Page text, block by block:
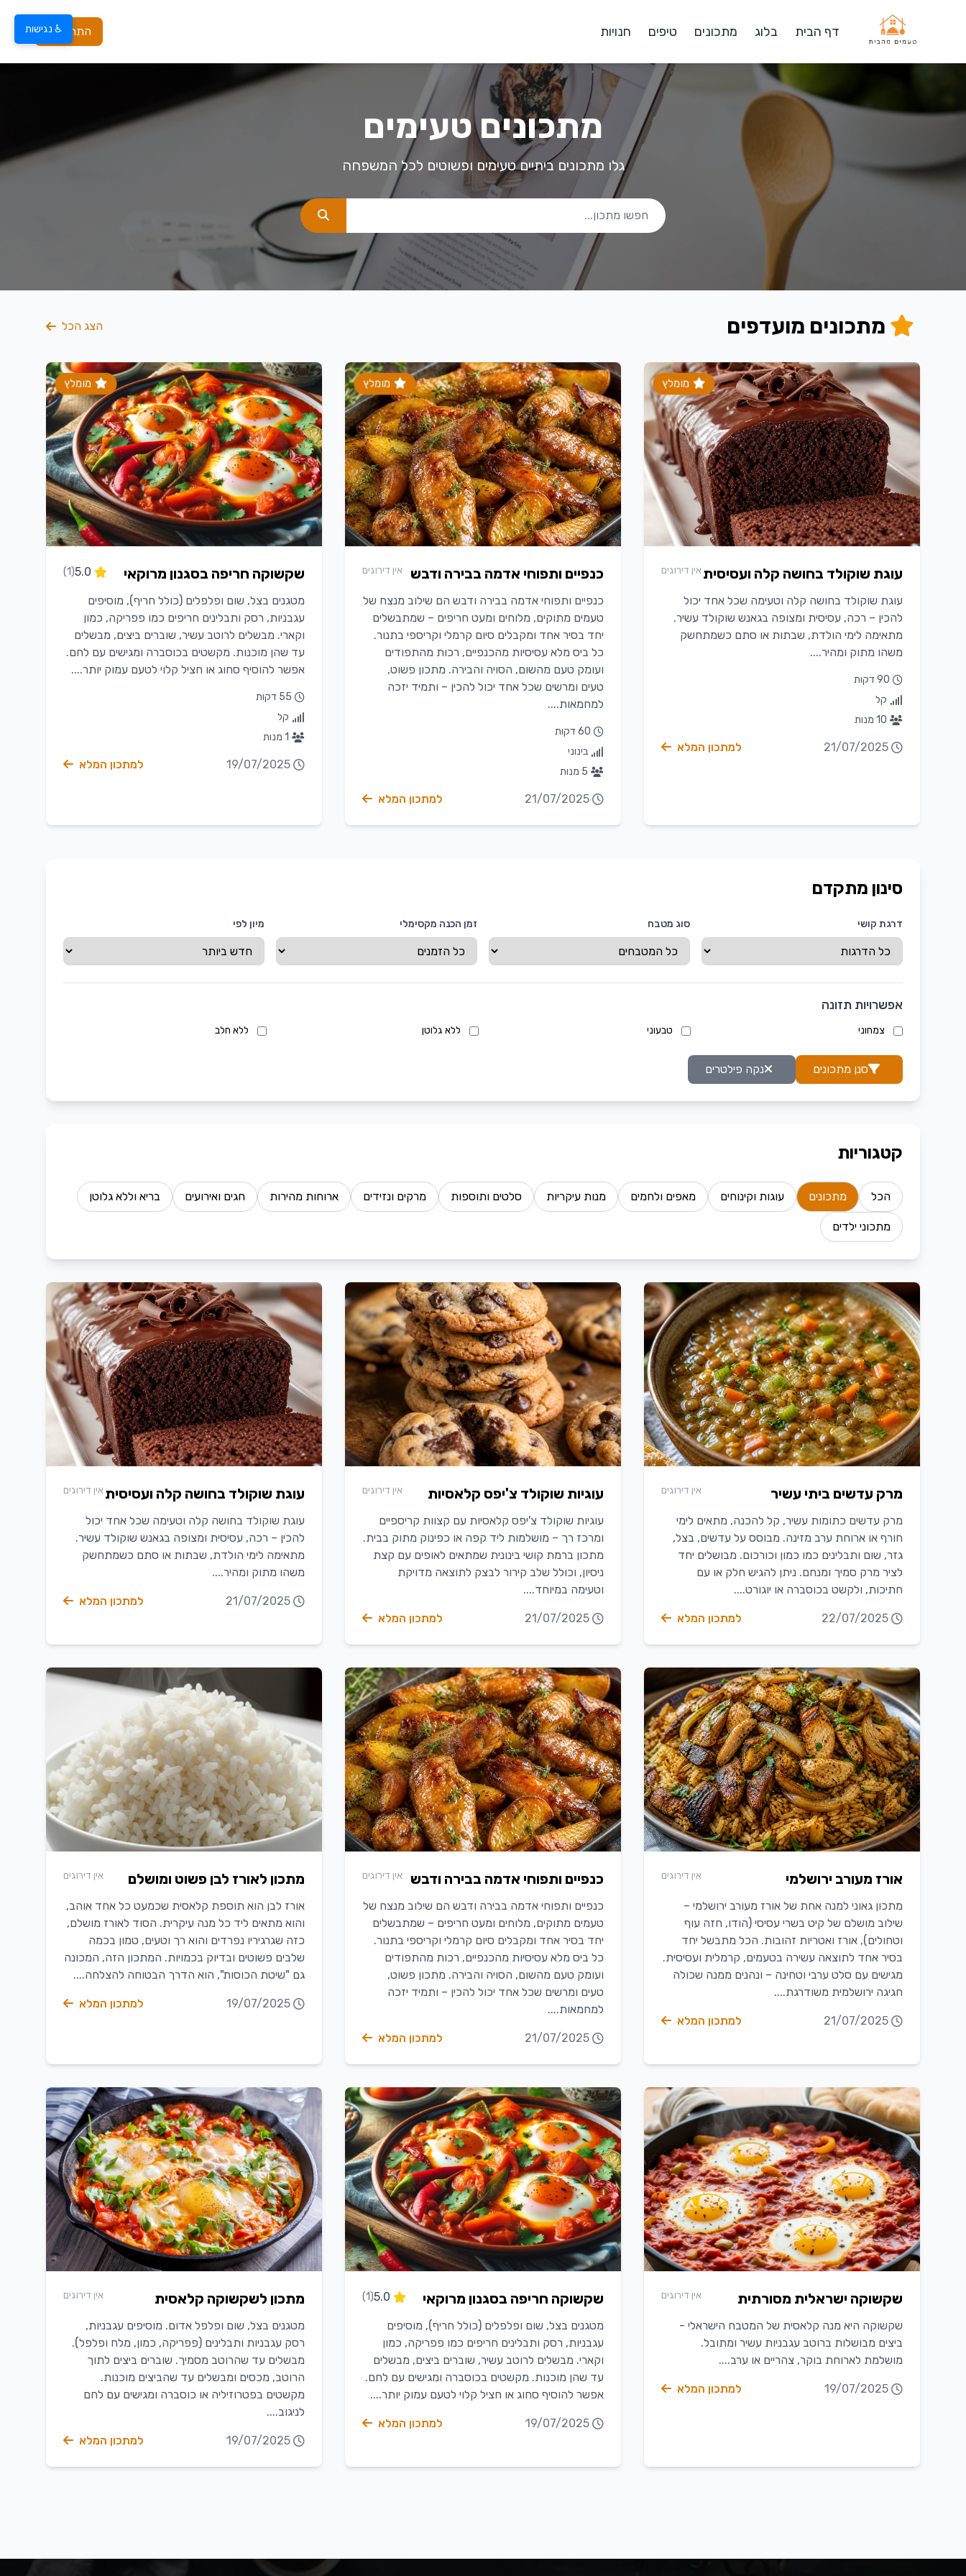
דף הבית בלוג מתכונים טיפים חנויות התחברות
מתכונים טעימים
גלו מתכונים ביתיים טעימים ופשוטים לכל המשפחה
מתכונים מועדפים הצג הכל
מומלץ
עוגת שוקולד בחושה קלה ועסיסיתאין דירוגים
עוגת שוקולד בחושה קלה וטעימה שכל אחד יכול
להכין – רכה, עסיסית ומצופה בגאנש שוקולד עשיר.
מתאימה לימי הולדת, שבתות או סתם כשמתחשק
משהו מתוק ומהיר....
90 דקות
קל
10 מנות
21/07/2025 למתכון המלא
מומלץ
כנפיים ותפוחי אדמה בבירה ודבש אין דירוגים
כנפיים ותפוחי אדמה בבירה ודבש הם שילוב מנצח של
טעמים מתוקים, מלוחים ומעט חריפים – שמתבשלים
יחד בסיר אחד ומקבלים סיום קרמלי וקריספי בתנור.
כל ביס מלא עסיסיות מהכנפיים, רכות מהתפודים
ועומק טעם מהשום, הסויה והבירה. מתכון פשוט,
טעים ומרשים שכל אחד יכול להכין – ותמיד יזכה
למחמאות....
60 דקות
בינוני
5 מנות
21/07/2025 למתכון המלא
מומלץ
שקשוקה חריפה בסגנון מרוקאי 5.0
(1)
מטגנים בצל, שום ופלפלים (כולל חריף), מוסיפים
עגבניות, רסק ותבלינים חריפים כמו פפריקה, כמון
וקארי. מבשלים לרוטב עשיר, שוברים ביצים, מבשלים
עד שהן מוכנות. מקשטים בכוסברה ומגישים עם לחם.
אפשר להוסיף סחוג או חציל קלוי לטעם עמוק יותר....
55 דקות
קל
1 מנות
19/07/2025 למתכון המלא
סינון מתקדם
דרגת קושי סוג מטבח זמן הכנה מקסימלי מיון לפי
אפשרויות תזונה
צמחוני טבעוני ללא גלוטן ללא חלב
סנן מתכונים נקה פילטרים
קטגוריות
הכל מתכונים עוגות וקינוחים מאפים ולחמים מנות עיקריות סלטים ותוספות מרקים ונזידים ארוחות מהירות חגים ואירועים בריא וללא גלוטן
מתכוני ילדים
מרק עדשים ביתי עשיר אין דירוגים
מרק עדשים כתומות עשיר, קל להכנה, מתאים לימי
חורף או ארוחת ערב מזינה. מבוסס על עדשים, בצל,
גזר, שום ותבלינים כמו כמון וכורכום. מבושלים יחד
לציר מרק סמיך ומנחם. ניתן להגיש חלק או עם
חתיכות, ולקשט בכוסברה או יוגורט....
22/07/2025 למתכון המלא
עוגיות שוקולד צ'יפס קלאסיות אין דירוגים
עוגיות שוקולד צ'יפס קלאסיות עם קצוות קריספיים
ומרכז רך – מושלמות ליד קפה או כפינוק מתוק בבית.
מתכון ברמת קושי בינונית שמתאים לאופים עם קצת
ניסיון, וכולל שלב קירור לבצק לתוצאה מדויקת
וטעימה במיוחד....
21/07/2025 למתכון המלא
עוגת שוקולד בחושה קלה ועסיסיתאין דירוגים
עוגת שוקולד בחושה קלה וטעימה שכל אחד יכול
להכין – רכה, עסיסית ומצופה בגאנש שוקולד עשיר.
מתאימה לימי הולדת, שבתות או סתם כשמתחשק
משהו מתוק ומהיר....
21/07/2025 למתכון המלא
אורז מעורב ירושלמי אין דירוגים
מתכון גאוני למנה אחת של אורז מעורב ירושלמי –
שילוב מושלם של קיט בשרי עסיסי (הודו, חזה עוף
וטחולים), אורז ואטריות זהובות. הכל מתבשל יחד
בסיר אחד לתוצאה עשירה בטעמים, קרמלית ועסיסית.
מגישים עם סלט ערבי וטחינה – ונהנים ממנה שכולה
חגיגה ירושלמית משודרגת....
21/07/2025 למתכון המלא
כנפיים ותפוחי אדמה בבירה ודבש אין דירוגים
כנפיים ותפוחי אדמה בבירה ודבש הם שילוב מנצח של
טעמים מתוקים, מלוחים ומעט חריפים – שמתבשלים
יחד בסיר אחד ומקבלים סיום קרמלי וקריספי בתנור.
כל ביס מלא עסיסיות מהכנפיים, רכות מהתפודים
ועומק טעם מהשום, הסויה והבירה. מתכון פשוט,
טעים ומרשים שכל אחד יכול להכין – ותמיד יזכה
למחמאות....
21/07/2025 למתכון המלא
מתכון לאורז לבן פשוט ומושלם אין דירוגים
אורז לבן הוא תוספת קלאסית שכמעט כל אחד אוהב,
והוא מתאים ליד כל מנה עיקרית. הסוד לאורז מושלם,
כזה שגרגיריו נפרדים והוא רך וטעים, טמון בכמה
שלבים פשוטים ובדיוק בכמויות. המתכון הזה, המכונה
גם "שיטת הכוסות", הוא הדרך הבטוחה להצלחה....
19/07/2025 למתכון המלא
שקשוקה ישראלית מסורתית אין דירוגים
שקשוקה היא מנה קלאסית של המטבח הישראלי -
ביצים מבושלות ברוטב עגבניות עשיר ומתובל.
מושלמת לארוחת בוקר, צהריים או ערב....
19/07/2025 למתכון המלא
שקשוקה חריפה בסגנון מרוקאי 5.0
(1)
מטגנים בצל, שום ופלפלים (כולל חריף), מוסיפים
עגבניות, רסק ותבלינים חריפים כמו פפריקה, כמון
וקארי. מבשלים לרוטב עשיר, שוברים ביצים, מבשלים
עד שהן מוכנות. מקשטים בכוסברה ומגישים עם לחם.
אפשר להוסיף סחוג או חציל קלוי לטעם עמוק יותר....
19/07/2025 למתכון המלא
מתכון לשקשוקה קלאסית אין דירוגים
מטגנים בצל, שום ופלפל אדום. מוסיפים עגבניות,
רסק עגבניות ותבלינים (פפריקה, כמון, מלח ופלפל).
מבשלים עד שהרוטב מסמיך. שוברים ביצים לתוך
הרוטב, מכסים ומבשלים עד שהביצים מוכנות.
מקשטים בפטרוזיליה או כוסברה ומגישים עם לחם
לניגוב....
19/07/2025 למתכון המלא
♿ נגישות